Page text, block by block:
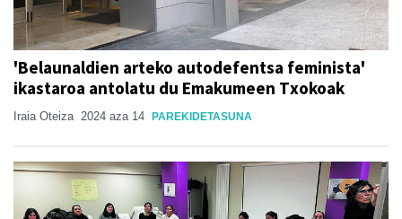
'Belaunaldien arteko autodefentsa feminista'
ikastaroa antolatu du Emakumeen Txokoak
Iraia Oteiza 2024 aza 14 PAREKIDETASUNA